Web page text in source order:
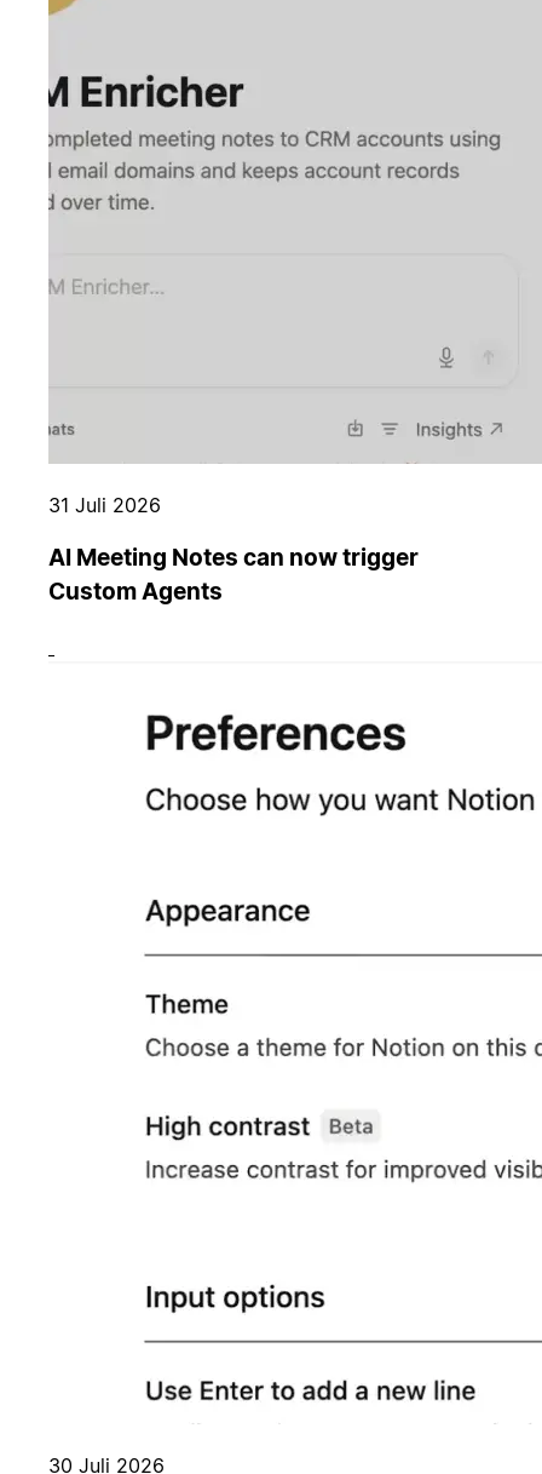
31 Juli 2026
AI Meeting Notes can now trigger
Custom Agents
30 Juli 2026